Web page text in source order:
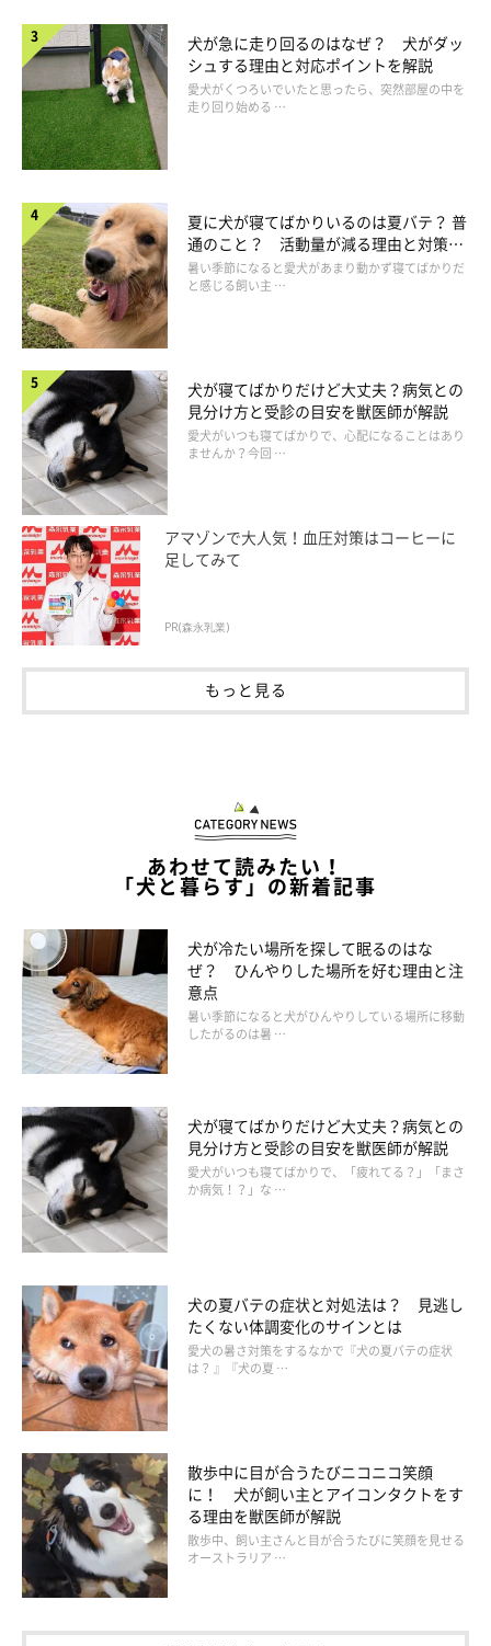
社交的で好奇心旺盛！「フレンドリー」なタ
イプの犬は？
いぬのきもち投稿写真ギャラリー
フレンドリータイプの犬は、いつも明るく元気。初めて会う人や
犬にも積極的に近づいていき、比較的ストレスを感じにくいタイ
しかし人や犬とのスキンシップ不足や、散歩や遊びが足りないと
フレンドリーな犬は、興奮させないように遊ばせよう
1・「オスワリ」「マッテ」を覚えさせよう
このタイプの犬は、人を見かけるとすぐに近づこうとしがち。相
手や愛犬に嫌な思いをさせないよう、飼い主さんがきちんと導き
ましょう。
相手の許可をとって「オスワリ」「マッテ」をさせ、落ち着かせ
てから遊ばせてください。
2・おもちゃ遊びでパワーを発散しよう
散歩や遊びなどで、毎日たっぷり運動するのが望ましいでしょ
う。忙しくて長時間の散歩が難しい日は、散歩の途中でダッシュ
を発散させるといいですよ。
犬が急に走り回るのはなぜ？ 犬がダッ
シュする理由と対応ポイントを解説
愛犬がくつろいでいたと思ったら、突然部屋の中を
走り回り始める …
夏に犬が寝てばかりいるのは夏バテ？ 普
通のこと？ 活動量が減る理由と対策と
は
暑い季節になると愛犬があまり動かず寝てばかりだ
と感じる飼い主 …
犬が寝てばかりだけど大丈夫？病気との
見分け方と受診の目安を獣医師が解説
愛犬がいつも寝てばかりで、心配になることはあり
ませんか？今回 …
アマゾンで大人気！血圧対策はコーヒーに
足してみて
PR(森永乳業)
もっと見る
あわせて読みたい！
「犬と暮らす」の新着記事
犬が冷たい場所を探して眠るのはな
ぜ？ ひんやりした場所を好む理由と注
意点
暑い季節になると犬がひんやりしている場所に移動
したがるのは暑 …
犬が寝てばかりだけど大丈夫？病気との
見分け方と受診の目安を獣医師が解説
愛犬がいつも寝てばかりで、「疲れてる？」「まさ
か病気！？」な …
犬の夏バテの症状と対処法は？ 見逃し
たくない体調変化のサインとは
愛犬の暑さ対策をするなかで『犬の夏バテの症状
は？ 』『犬の夏 …
散歩中に目が合うたびニコニコ笑顔
に！ 犬が飼い主とアイコンタクトをす
る理由を獣医師が解説
散歩中、飼い主さんと目が合うたびに笑顔を見せる
オーストラリア …